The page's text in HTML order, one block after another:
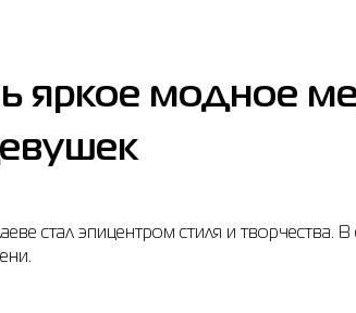
яркое модное
стал эпицентром стиля и творчества.